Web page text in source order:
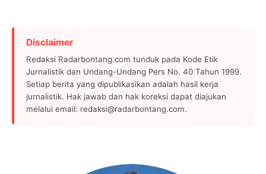
Disclaimer
Redaksi Radarbontang.com tunduk pada Kode Etik
Jurnalistik dan Undang-Undang Pers No. 40 Tahun 1999.
Setiap berita yang dipublikasikan adalah hasil kerja
jurnalistik. Hak jawab dan hak koreksi dapat diajukan
melalui email: redaksi@radarbontang.com.